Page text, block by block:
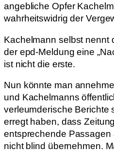
angebliche Opfer
wahrheitswidrig der
Kachelmann selbst nennt
der epd-Meldung eine
ist nicht die erste.
Nun könnte man
und Kachelmanns
verleumderische Berichte
erregt haben, dass
entsprechende
nicht blind übernehmen.